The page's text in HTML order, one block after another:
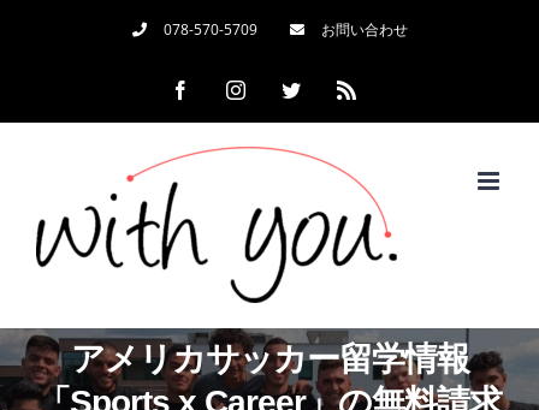
078-570-5709 お問い合わせ
FacebookInstagramTwitter
アメリカサッカー留学情報
「Sports x Career」の無料請求